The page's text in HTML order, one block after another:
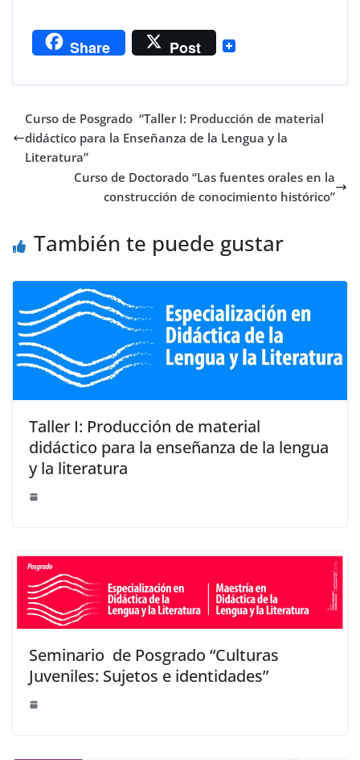
Share Post
Curso de Posgrado “Taller I: Producción de material
didáctico para la Enseñanza de la Lengua y la
Literatura”
Curso de Doctorado “Las fuentes orales en la
construcción de conocimiento histórico”
También te puede gustar
Taller I: Producción de material
didáctico para la enseñanza de la lengua
y la literatura
Seminario de Posgrado “Culturas
Juveniles: Sujetos e identidades”